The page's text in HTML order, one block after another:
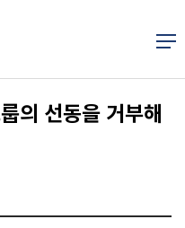
의 선동을 거부해